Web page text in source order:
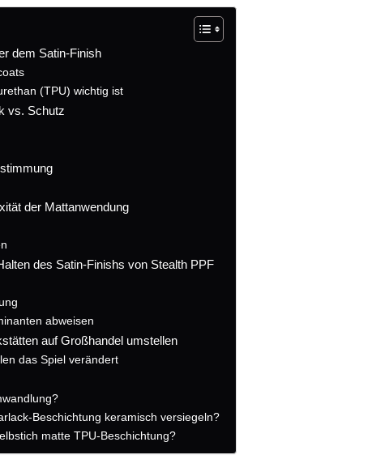
dem Satin-Finish
(TPU) wichtig ist
vs. Schutz
der Mattanwendung
des Satin-Finishs von Stealth PPF
abweisen
auf Großhandel umstellen
das Spiel verändert
Beschichtung keramisch versiegeln?
matte TPU-Beschichtung?